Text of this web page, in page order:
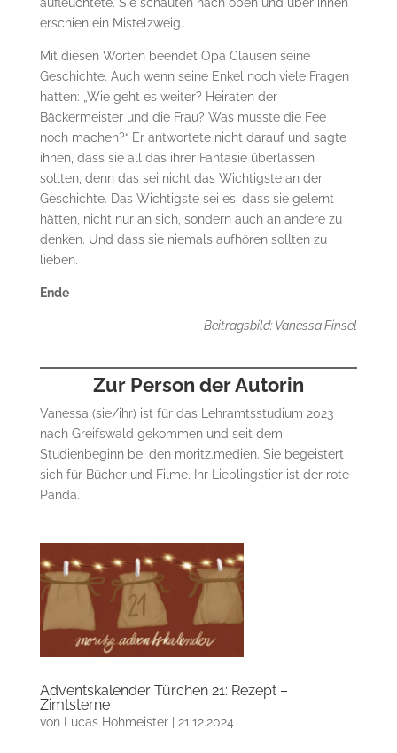
erschien ein Mistelzweig.
Mit diesen Worten beendet Opa Clausen seine
Geschichte. Auch wenn seine Enkel noch viele Fragen
hatten: „Wie geht es weiter? Heiraten der
Bäckermeister und die Frau? Was musste die Fee
noch machen?“ Er antwortete nicht darauf und sagte
ihnen, dass sie all das ihrer Fantasie überlassen
sollten, denn das sei nicht das Wichtigste an der
Geschichte. Das Wichtigste sei es, dass sie gelernt
hätten, nicht nur an sich, sondern auch an andere zu
denken. Und dass sie niemals aufhören sollten zu
lieben.
Ende
Beitragsbild: Vanessa Finsel
Zur Person der Autorin
Vanessa (sie/ihr) ist für das Lehramtsstudium 2023
nach Greifswald gekommen und seit dem
Studienbeginn bei den moritz.medien. Sie begeistert
sich für Bücher und Filme. Ihr Lieblingstier ist der rote
Panda.
Adventskalender Türchen 21: Rezept –
Zimtsterne
von Lucas Hohmeister| 21.12.2024